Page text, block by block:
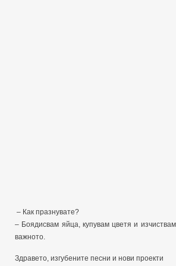
– Как празнувате?
– Боядисвам яйца, купувам цветя и
важното.
Здравето, изгубените песни и нови проекти